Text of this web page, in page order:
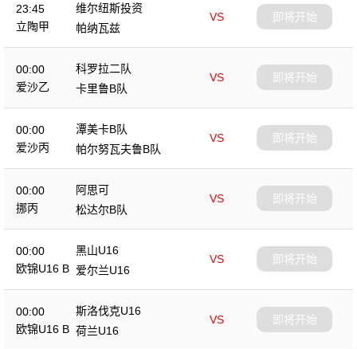
23:45
立陶甲
维尔纽斯投资
VS
帕纳瓦兹
即将开始
00:00
爱沙乙
科罗拉二队
VS
卡里鲁B队
即将开始
00:00
爱沙丙
潭美卡B队
VS
帕尔努瓦夫鲁B队
即将开始
00:00
挪丙
阿思可
VS
松达尔B队
即将开始
00:00
欧锦U16 B
黑山U16
VS
爱尔兰U16
即将开始
00:00
欧锦U16 B
斯洛伐克U16
VS
荷兰U16
即将开始